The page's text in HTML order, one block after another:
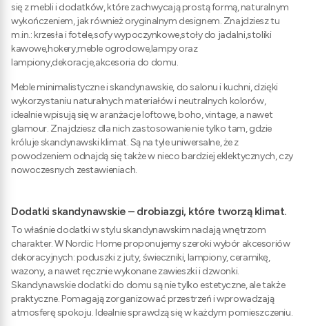
się z mebli i dodatków, które zachwycają prostą formą, naturalnym
wykończeniem, jak również oryginalnym designem. Znajdziesz tu
m.in.: krzesła i fotele,sofy wypoczynkowe,stoły do jadalni,stoliki
kawowe,hokery,meble ogrodowe,lampy oraz
lampiony,dekoracje,akcesoria do domu.
Meble minimalistyczne i skandynawskie, do salonu i kuchni, dzięki
wykorzystaniu naturalnych materiałów i neutralnych kolorów,
idealnie wpisują się w aranżacje loftowe, boho, vintage, a nawet
glamour. Znajdziesz dla nich zastosowanie nie tylko tam, gdzie
króluje skandynawski klimat. Są na tyle uniwersalne, że z
powodzeniem odnajdą się także w nieco bardziej eklektycznych, czy
nowoczesnych zestawieniach.
Dodatki skandynawskie – drobiazgi, które tworzą klimat.
To właśnie dodatki w stylu skandynawskim nadają wnętrzom
charakter. W Nordic Home proponujemy szeroki wybór akcesoriów
dekoracyjnych: poduszki z juty, świeczniki, lampiony, ceramikę,
wazony, a nawet ręcznie wykonane zawieszki i dzwonki.
Skandynawskie dodatki do domu są nie tylko estetyczne, ale także
praktyczne. Pomagają zorganizować przestrzeń i wprowadzają
atmosferę spokoju. Idealnie sprawdzą się w każdym pomieszczeniu.